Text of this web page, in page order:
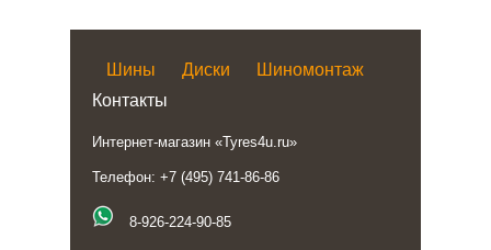
Шины Диски
Шиномонтаж
Контакты
Интернет-магазин «Tyres4u.ru»
Телефон: +7 (495) 741-86-86
8-926-224-90-85